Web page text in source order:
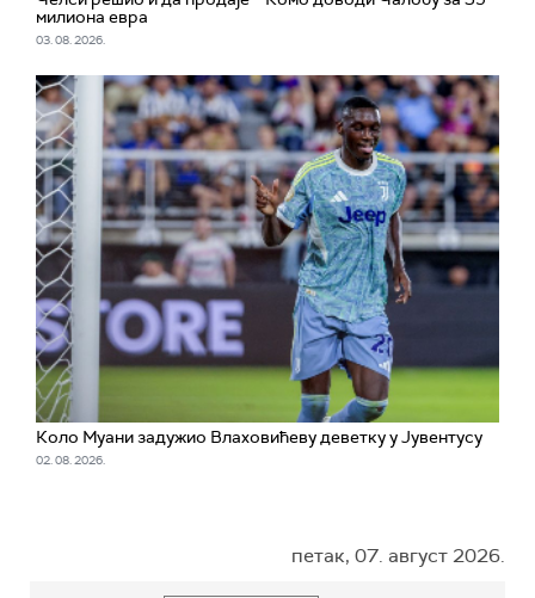
милиона евра
03. 08. 2026.
Коло Муани задужио Влаховићеву деветку у Јувентусу
02. 08. 2026.
петак, 07. август 2026.